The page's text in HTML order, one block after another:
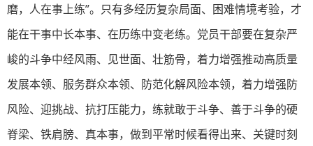
磨，人在事上练”。只有多经历复杂局面、困难情境考验，才
能在干事中长本事、在历练中变老练。党员干部要在复杂严
峻的斗争中经风雨、见世面、壮筋骨，着力增强推动高质量
发展本领、服务群众本领、防范化解风险本领，着力增强防
风险、迎挑战、抗打压能力，练就敢于斗争、善于斗争的硬
脊梁、铁肩膀、真本事，做到平常时候看得出来、关键时刻